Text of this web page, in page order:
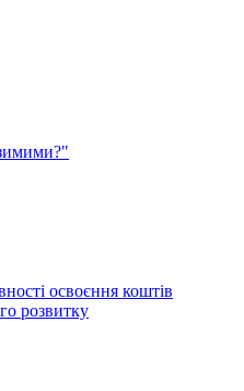
освоєння коштів
розвитку